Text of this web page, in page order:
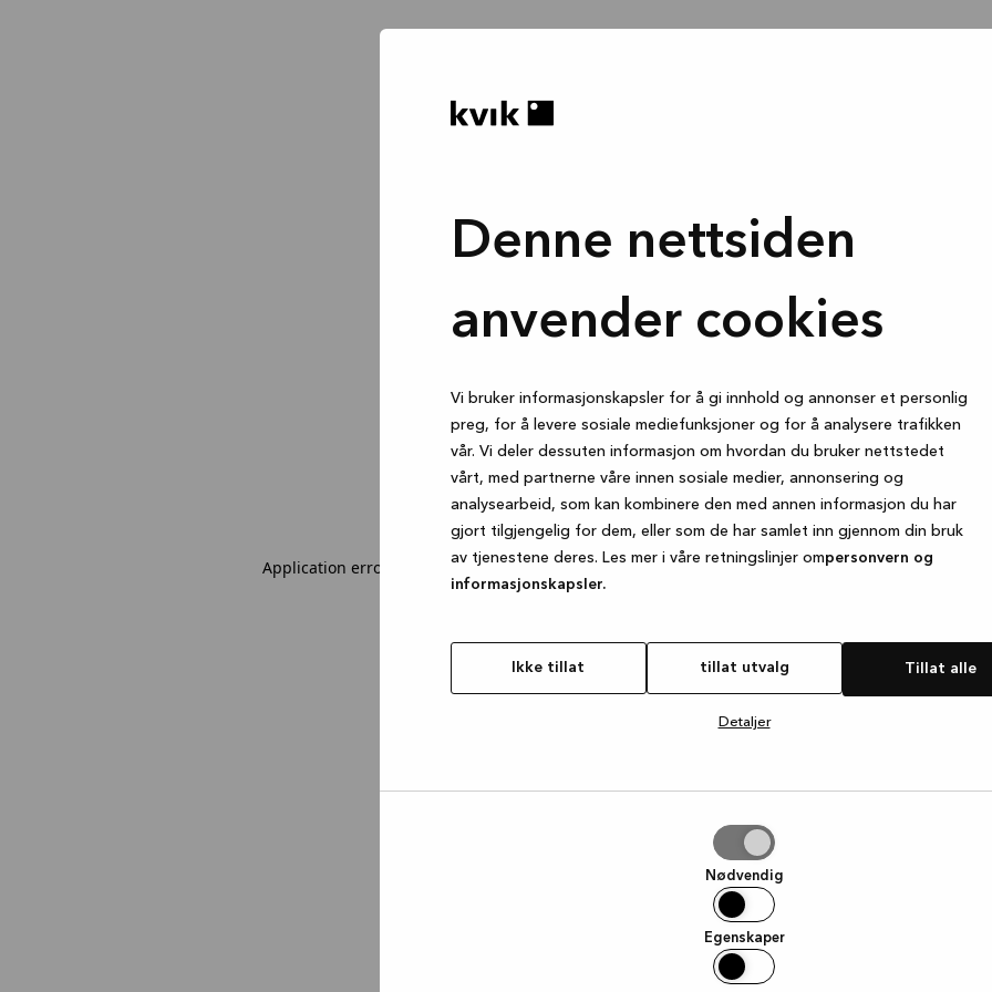
Denne nettsiden
anvender cookies
Vi bruker informasjonskapsler for å gi innhold og annonser et personlig
preg, for å levere sosiale mediefunksjoner og for å analysere trafikken
vår. Vi deler dessuten informasjon om hvordan du bruker nettstedet
vårt, med partnerne våre innen sosiale medier, annonsering og
analysearbeid, som kan kombinere den med annen informasjon du har
gjort tilgjengelig for dem, eller som de har samlet inn gjennom din bruk
av tjenestene deres. Les mer i våre retningslinjer ompersonvern og
informasjonskapsler.
Ikke tillat tillat utvalg Tillat alle
Detaljer
Nødvendig
Egenskaper
Application error: a client-side exception has occurred while loadingwww.kvik.no (see the